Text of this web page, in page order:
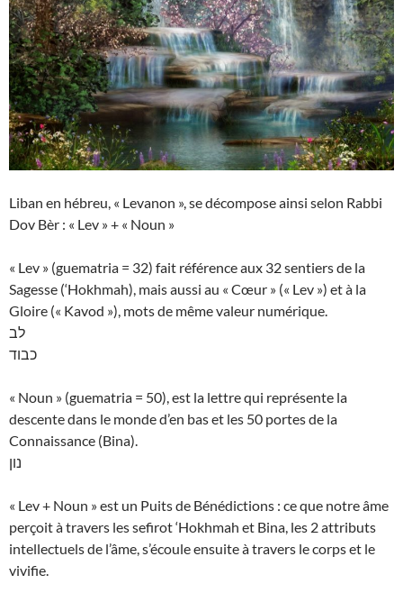
Liban en hébreu, « Levanon », se décompose ainsi selon Rabbi
Dov Bèr : « Lev » + « Noun »
« Lev » (guematria = 32) fait référence aux 32 sentiers de la
Sagesse (‘Hokhmah), mais aussi au « Cœur » (« Lev ») et à la
Gloire (« Kavod »), mots de même valeur numérique.
לב
כבוד
« Noun » (guematria = 50), est la lettre qui représente la
descente dans le monde d’en bas et les 50 portes de la
Connaissance (Bina).
נון
« Lev + Noun » est un Puits de Bénédictions : ce que notre âme
perçoit à travers les sefirot ‘Hokhmah et Bina, les 2 attributs
intellectuels de l’âme, s’écoule ensuite à travers le corps et le
vivifie.